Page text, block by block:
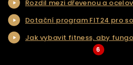
NAŠE SLUŽBY
REALIZACE
KONTAKT
Rozdil mezi dřevenou a
Dotační program FIT24 pro
Jak vybavit fitness, aby
6